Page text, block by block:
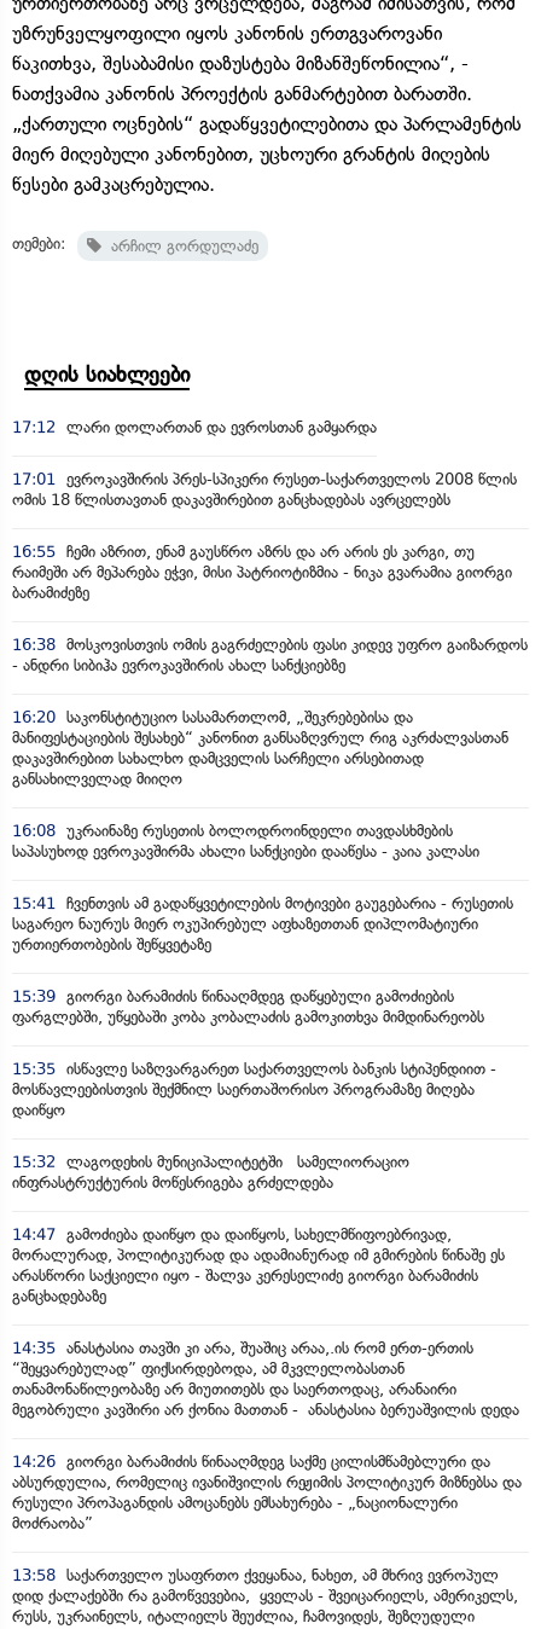
უზრუნველყოფილი იყოს კანონის ერთგვაროვანი
წაკითხვა, შესაბამისი დაზუსტება მიზანშეწონილია“, -
ნათქვამია კანონის პროექტის განმარტებით ბარათში.
„ქართული ოცნების“ გადაწყვეტილებითა და პარლამენტის
მიერ მიღებული კანონებით, უცხოური გრანტის მიღების
წესები გამკაცრებულია.
თემები: არჩილ გორდულაძე
დღის სიახლეები
17:12 ლარი დოლართან და ევროსთან გამყარდა
17:01
ევროკავშირის პრეს-სპიკერი რუსეთ-საქართველოს 2008 წლის
ომის 18 წლისთავთან დაკავშირებით განცხადებას ავრცელებს
16:55 ჩემი აზრით, ენამ გაუსწრო აზრს და არ არის ეს კარგი, თუ
რაიმეში არ მეპარება ეჭვი, მისი პატრიოტიზმია - ნიკა გვარამია გიორგი
ბარამიძეზე
16:38 მოსკოვისთვის ომის გაგრძელების ფასი კიდევ უფრო გაიზარდოს
- ანდრი სიბიჰა ევროკავშირის ახალ სანქციებზე
16:20 საკონსტიტუციო სასამართლომ, „შეკრებებისა და
მანიფესტაციების შესახებ“ კანონით განსაზღვრულ რიგ აკრძალვასთან
დაკავშირებით სახალხო დამცველის სარჩელი არსებითად
განსახილველად მიიღო
16:08 უკრაინაზე რუსეთის ბოლოდროინდელი თავდასხმების
საპასუხოდ ევროკავშირმა ახალი სანქციები დააწესა - კაია კალასი
15:41
ჩვენთვის ამ გადაწყვეტილების მოტივები გაუგებარია - რუსეთის
საგარეო ნაურუს მიერ ოკუპირებულ აფხაზეთთან დიპლომატიური
ურთიერთობების შეწყვეტაზე
15:39 გიორგი ბარამიძის წინააღმდეგ დაწყებული გამოძიების
ფარგლებში, უწყებაში კობა კობალაძის გამოკითხვა მიმდინარეობს
15:35 ისწავლე საზღვარგარეთ საქართველოს ბანკის სტიპენდიით -
მოსწავლეებისთვის შექმნილ საერთაშორისო პროგრამაზე მიღება
დაიწყო
15:32
ლაგოდეხის მუნიციპალიტეტში სამელიორაციო
ინფრასტრუქტურის მოწესრიგება გრძელდება
14:47 გამოძიება დაიწყო და დაიწყოს, სახელმწიფოებრივად,
მორალურად, პოლიტიკურად და ადამიანურად იმ გმირების წინაშე ეს
არასწორი საქციელი იყო - შალვა კერესელიძე გიორგი ბარამიძის
განცხადებაზე
14:35 ანასტასია თავში კი არა, შუაშიც არაა,.ის რომ ერთ-ერთის
“შეყვარებულად” ფიქსირდებოდა, ამ მკვლელობასთან
თანამონაწილეობაზე არ მიუთითებს და საერთოდაც, არანაირი
მეგობრული კავშირი არ ქონია მათთან - ანასტასია ბერუაშვილის დედა
14:26 გიორგი ბარამიძის წინააღმდეგ საქმე ცილისმწამებლური და
აბსურდულია, რომელიც ივანიშვილის რეჟიმის პოლიტიკურ მიზნებსა და
რუსული პროპაგანდის ამოცანებს ემსახურება - „ნაციონალური
მოძრაობა”
13:58 საქართველო უსაფრთო ქვეყანაა, ნახეთ, ამ მხრივ ევროპულ
დიდ ქალაქებში რა გამოწვევებია, ყველას - შვეიცარიელს, ამერიკელს,
რუსს, უკრაინელს, იტალიელს შეუძლია, ჩამოვიდეს, შეზღუდული